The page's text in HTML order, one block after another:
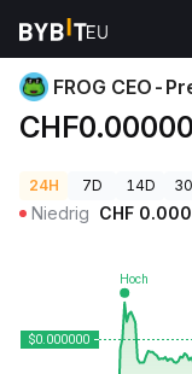
Krypto-Preise
FROG CEO-
24H 7D 14D
Niedrig CHF